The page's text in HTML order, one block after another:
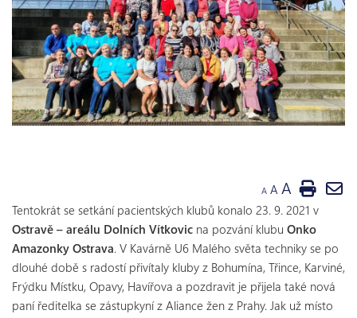
A A A
Tentokrát se setkání pacientských klubů konalo 23. 9. 2021 v
Ostravě – areálu Dolních Vítkovic na pozvání klubu Onko
Amazonky Ostrava. V Kavárně U6 Malého světa techniky se po
dlouhé době s radostí přivítaly kluby z Bohumína, Třince, Karviné,
Frýdku Místku, Opavy, Havířova a pozdravit je přijela také nová
paní ředitelka se zástupkyní z Aliance žen z Prahy. Jak už místo